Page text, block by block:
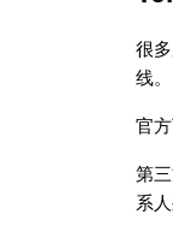
很
线。
官
第
系